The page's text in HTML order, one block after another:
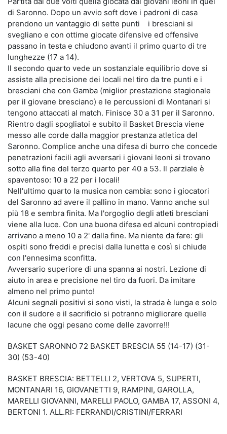
di Saronno. Dopo un avvio soft dove i padroni di casa
prendono un vantaggio di sette punti i bresciani si
svegliano e con ottime giocate difensive ed offensive
passano in testa e chiudono avanti il primo quarto di tre
lunghezze (17 a 14).
Il secondo quarto vede un sostanziale equilibrio dove si
assiste alla precisione dei locali nel tiro da tre punti e i
bresciani che con Gamba (miglior prestazione stagionale
per il giovane bresciano) e le percussioni di Montanari si
tengono attaccati al match. Finisce 30 a 31 per il Saronno.
Rientro dagli spogliatoi e subito il Basket Brescia viene
messo alle corde dalla maggior prestanza atletica del
Saronno. Complice anche una difesa di burro che concede
penetrazioni facili agli avversari i giovani leoni si trovano
sotto alla fine del terzo quarto per 40 a 53. Il parziale è
spaventoso: 10 a 22 per i locali!
Nell'ultimo quarto la musica non cambia: sono i giocatori
del Saronno ad avere il pallino in mano. Vanno anche sul
più 18 e sembra finita. Ma l'orgoglio degli atleti bresciani
viene alla luce. Con una buona difesa ed alcuni contropiedi
arrivano a meno 10 a 2' dalla fine. Ma niente da fare: gli
ospiti sono freddi e precisi dalla lunetta e così si chiude
con l'ennesima sconfitta.
Avversario superiore di una spanna ai nostri. Lezione di
aiuto in area e precisione nel tiro da fuori. Da imitare
almeno nel primo punto!
Alcuni segnali positivi si sono visti, la strada è lunga e solo
con il sudore e il sacrificio si potranno migliorare quelle
lacune che oggi pesano come delle zavorre!!!
BASKET SARONNO 72 BASKET BRESCIA 55 (14-17) (31-
30) (53-40)
BASKET BRESCIA: BETTELLI 2, VERTOVA 5, SUPERTI,
MONTANARI 16, GIOVANETTI 9, RAMPINI, GAROLLA,
MARELLI GIOVANNI, MARELLI PAOLO, GAMBA 17, ASSONI 4,
BERTONI 1. ALL.RI: FERRANDI/CRISTINI/FERRARI